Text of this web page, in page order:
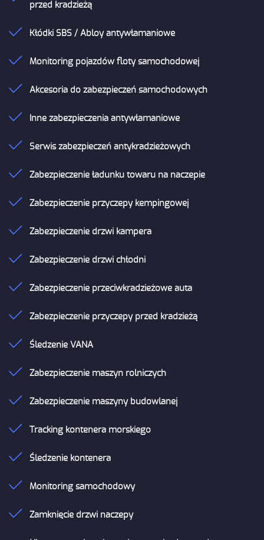
przed kradzieżą
Kłódki SBS / Abloy antywłamaniowe
Monitoring pojazdów floty samochodowej
Akcesoria do zabezpieczeń samochodowych
Inne zabezpieczenia antywłamaniowe
Serwis zabezpieczeń antykradzieżowych
Zabezpieczenie ładunku towaru na naczepie
Zabezpieczenie przyczepy kempingowej
Zabezpieczenie drzwi kampera
Zabezpieczenie drzwi chłodni
Zabezpieczenie przeciwkradzieżowe auta
Zabezpieczenie przyczepy przed kradzieżą
Śledzenie VANA
Zabezpieczenie maszyn rolniczych
Zabezpieczenie maszyny budowlanej
Tracking kontenera morskiego
Śledzenie kontenera
Monitoring samochodowy
Zamknięcie drzwi naczepy